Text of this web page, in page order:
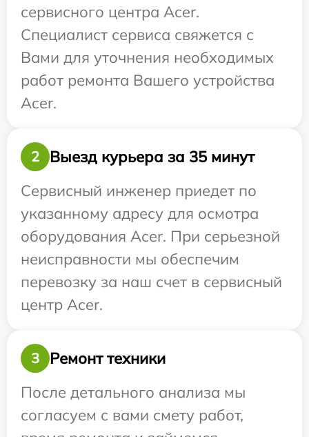
сервисного центра Acer.
Специалист сервиса свяжется с
Вами для уточнения необходимых
работ ремонта Вашего устройства
Acer.
2
Выезд курьера за 35 минут
Сервисный инженер приедет по
указанному адресу для осмотра
оборудования Acer. При серьезной
неисправности мы обеспечим
перевозку за наш счет в сервисный
центр Acer.
3
Ремонт техники
После детального анализа мы
согласуем с вами смету работ,